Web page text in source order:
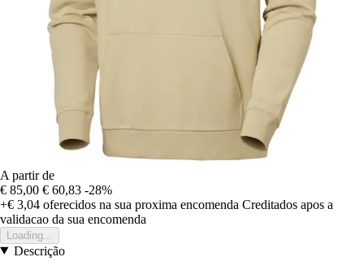
A partir de
€ 85,00 € 60,83 -28%
+€ 3,04 oferecidos na sua proxima encomenda Creditados apos a
validacao da sua encomenda
Loading...
Descrição